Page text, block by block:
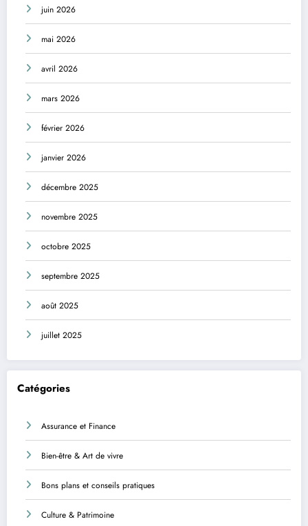
juin 2026
mai 2026
avril 2026
mars 2026
février 2026
janvier 2026
décembre 2025
novembre 2025
octobre 2025
septembre 2025
août 2025
juillet 2025
Catégories
Assurance et Finance
Bien-être & Art de vivre
Bons plans et conseils pratiques
Culture & Patrimoine